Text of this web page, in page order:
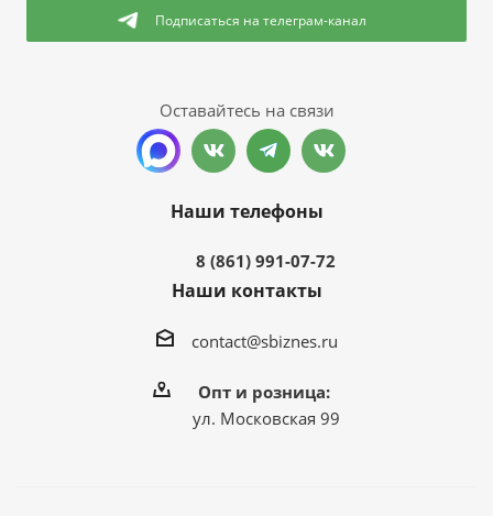
Подписаться на телеграм-канал
Оставайтесь на связи
Наши телефоны
8 (861) 991-07-72
Наши контакты
contact@sbiznes.ru
Опт и розница:
ул. Московская 99